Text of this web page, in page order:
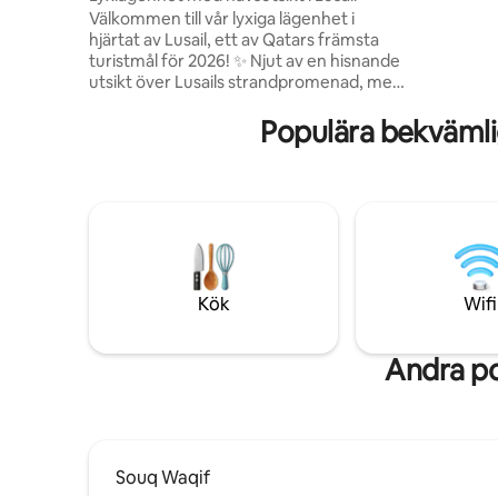
Välkommen till vår lyxiga lägenhet i
hjärtat av Lusail, ett av Qatars främsta
turistmål för 2026! ✨ Njut av en hisnande
utsikt över Lusails strandpromenad, med
Mall, Lucille Boulevard och Winter
bekväm atmosfär som inkluderar: •
Rymligt vardagsrum med eleganta
förnödenheter • Direkt havsutsikt ger
Populära
Kök Wifi
Andra
Souq Waqif